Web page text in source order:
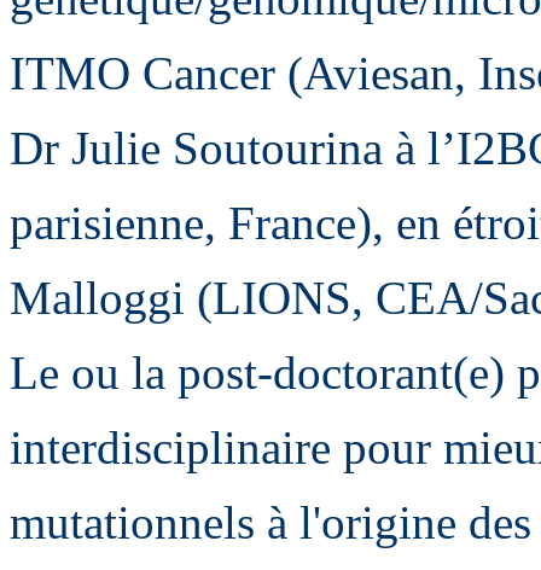
ITMO Cancer (Aviesan,
Dr Julie Soutourina à
parisienne, France), en
Malloggi (LIONS, CEA/
Le ou la post-doctorant(e)
interdisciplinaire pour
mutationnels à l'origine